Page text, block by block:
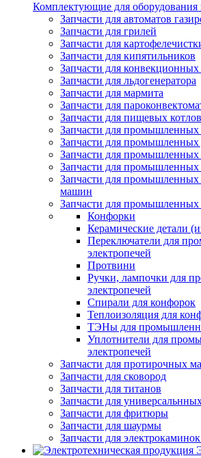
Комплектующие для оборудования
Запчасти для автоматов
Запчасти для грилей
Запчасти для
Запчасти для кипятильников
Запчасти для конвекционных
Запчасти для льдогенератора
Запчасти для мармита
Запчасти для
Запчасти для пищевых котлов
Запчасти для
Запчасти для
Запчасти для промышленных
Запчасти для промышленных
Запчасти для
машин
Запчасти для промышленных
Конфорки
Керамические детали
Переключатели для
электропечей
Протвини
Ручки, лампочки для
электропечей
Спирали для конфорок
Теплоизоляция для
ТЭНы для
Уплотнители для
электропечей
Запчасти для протирочных
Запчасти для сковород
Запчасти для титанов
Запчасти для
Запчасти для фритюры
Запчасти для шаурмы
Запчасти для